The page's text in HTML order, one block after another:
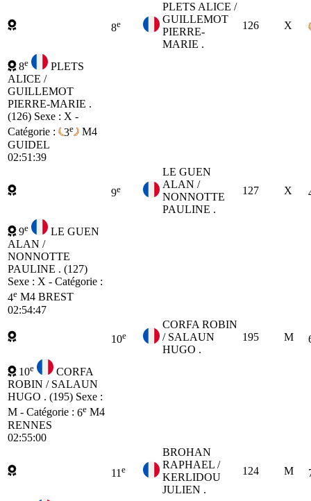
8e
PLETS ALICE /
GUILLEMOT
PIERRE-
MARIE .
126 X
8e
PLETS
ALICE /
GUILLEMOT
PIERRE-MARIE .
(126) Sexe : X -
Catégorie :
3e
M4
GUIDEL
02:51:39
9e
LE GUEN
ALAN /
NONNOTTE
PAULINE .
127 X
9e
LE GUEN
ALAN /
NONNOTTE
PAULINE . (127)
Sexe : X - Catégorie :
4e M4 BREST
02:54:47
10e
CORFA ROBIN
/ SALAUN
HUGO .
195 M
10e
CORFA
ROBIN / SALAUN
HUGO . (195) Sexe :
M - Catégorie : 6e M4
RENNES
02:55:00
11 e
BROHAN
RAPHAEL /
KERLIDOU
JULIEN .
124 M